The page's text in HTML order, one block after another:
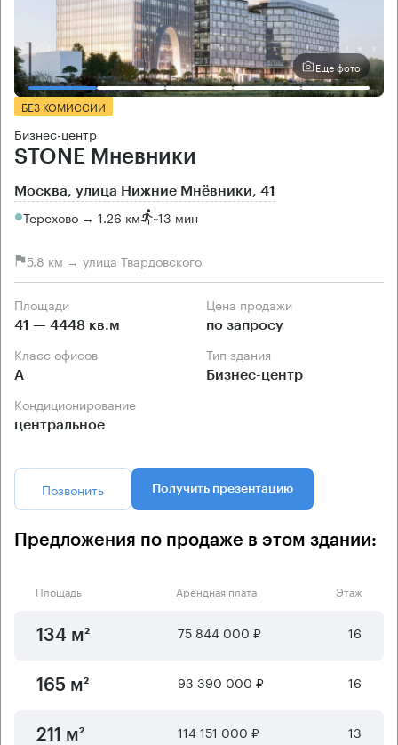
Еще фото
БЕЗ КОМИССИИ
Бизнес-центр
STONE Мневники
Москва, улица Нижние Мнёвники, 41
Терехово → 1.26 км ~13 мин
5.8 км → улица Твардовского
Площади
41 — 4448 кв.м
Цена продажи
по запросу
Класс офисов
А
Тип здания
Бизнес-центр
Кондиционирование
центральное
Позвонить Получить презентацию
Предложения по продаже в этом здании:
Площадь Арендная плата Этаж
134 м² 75 844 000 ₽ 16
165 м² 93 390 000 ₽ 16
211 м² 114 151 000 ₽ 13